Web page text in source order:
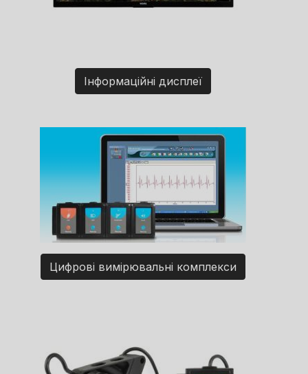
Інформаційні дисплеї
Цифрові вимірювальні комплекси